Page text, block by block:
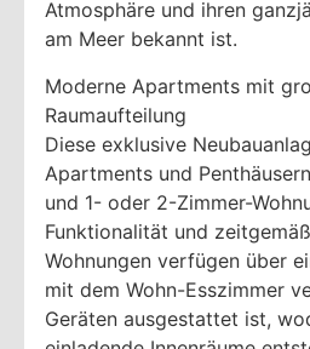
Atmosphäre und ihren
am Meer bekannt ist.
Moderne Apartments mit
Raumaufteilung
Diese exklusive
Apartments und
und 1- oder 2-Zimmer-
Funktionalität und
Wohnungen verfügen über
mit dem Wohn-Esszimmer
Geräten ausgestattet ist,